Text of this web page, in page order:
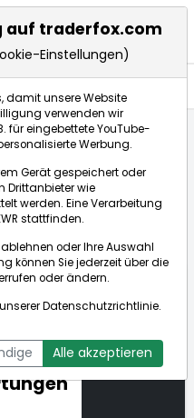
steigenden
Phantasie - Texas
in Q1!
-
30.04.2021
um 15:21 Uhr
auf traderfox.com
Einstellungen)
damit unsere Website
verwenden wir
für eingebettete YouTube-
Werbung.
Gerät gespeichert oder
Drittanbieter wie
werden. Eine Verarbeitung
stattfinden.
oder Ihre Auswahl
können Sie jederzeit über die
oder ändern.
Datenschutzrichtlinie.
Alle akzeptieren